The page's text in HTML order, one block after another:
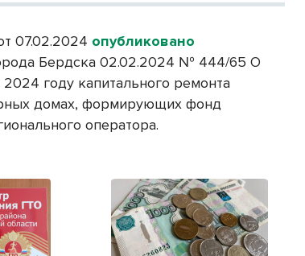
07.02.2024 опубликовано
Бердска 02.02.2024 № 444/65 О
году капитального ремонта
домах, формирующих фонд
оператора.